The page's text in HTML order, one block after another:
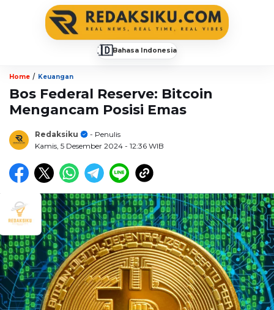
🇮🇩Bahasa Indonesia
Home / Keuangan
Bos Federal Reserve: Bitcoin
Mengancam Posisi Emas
Redaksiku
- Penulis
Kamis, 5 Desember 2024 - 12:36 WIB